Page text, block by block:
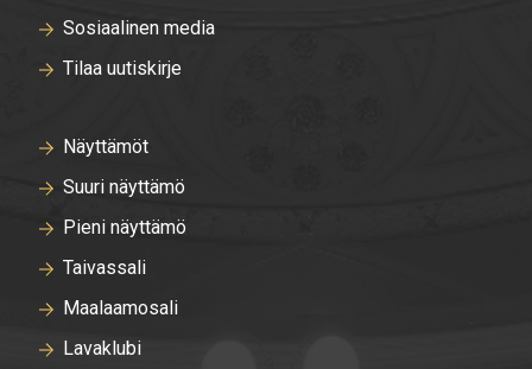
Sosiaalinen media
Tilaa uutiskirje
Näyttämöt
Suuri näyttämö
Pieni näyttämö
Taivassali
Maalaamosali
Lavaklubi